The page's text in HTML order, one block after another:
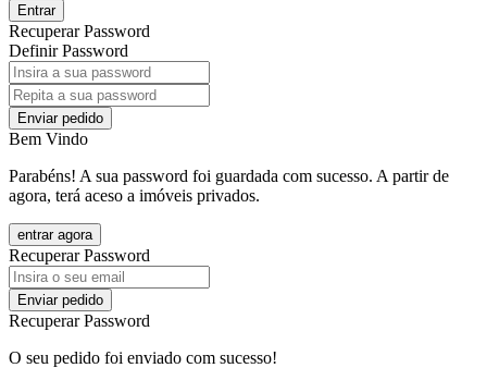
Entrar
Recuperar Password
Definir Password
Enviar pedido
Bem Vindo
Parabéns! A sua password foi guardada com sucesso. A partir de
agora, terá aceso a imóveis privados.
entrar agora
Recuperar Password
Enviar pedido
Recuperar Password
O seu pedido foi enviado com sucesso!